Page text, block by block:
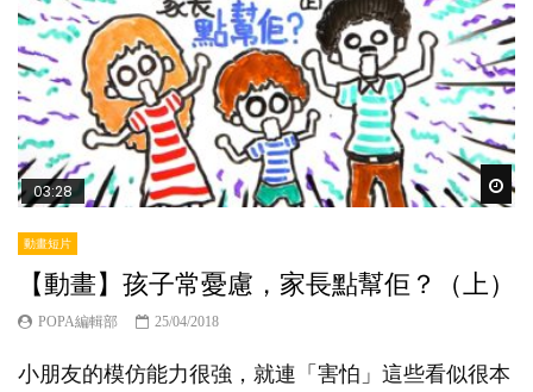
03:28
動畫短片
【動畫】孩子常憂慮，家長點幫佢？（上）
POPA編輯部 25/04/2018
小朋友的模仿能力很強，就連「害怕」這些看似很本